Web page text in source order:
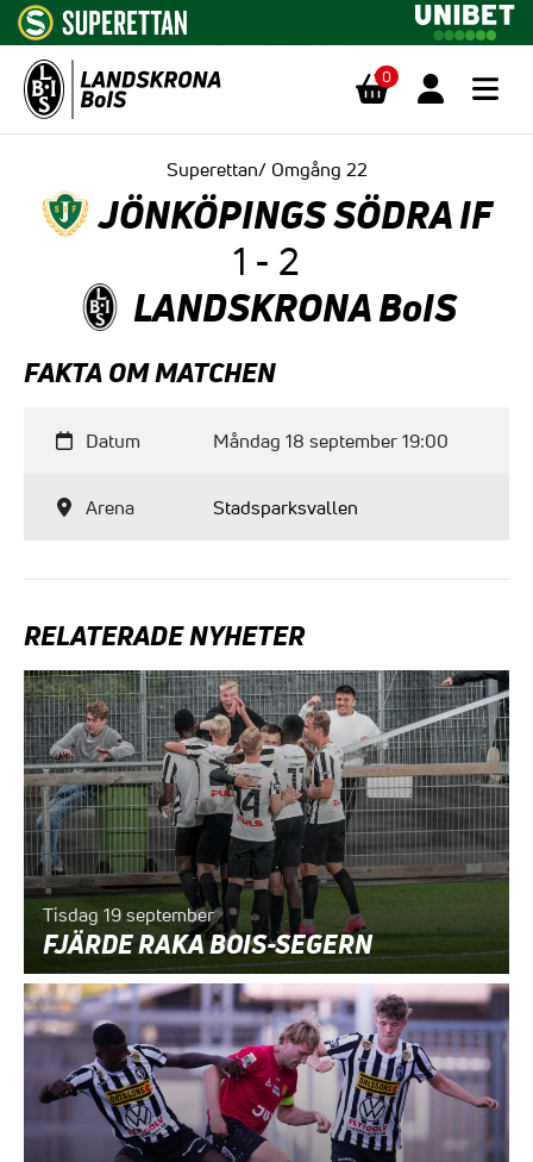
0
Superettan/ Omgång 22
JÖNKÖPINGS SÖDRA IF
1 - 2
LANDSKRONA BoIS
FAKTA OM MATCHEN
Datum Måndag 18 september 19:00
Arena Stadsparksvallen
RELATERADE NYHETER
Tisdag 19 september
FJÄRDE RAKA BOIS-SEGERN